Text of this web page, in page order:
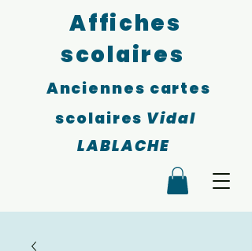
Affiches
scolaires
Anciennes cartes
scolaires Vidal
LABLACHE